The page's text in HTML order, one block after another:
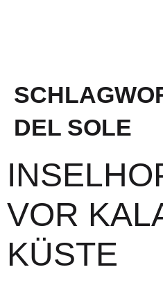
DEL SOLE
VOR
KÜSTE